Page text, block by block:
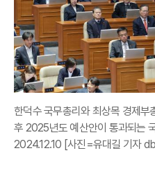
한덕수 국무총리와 최상목 경제부
후 2025년도 예산안이 통과되는
2024.12.10 [사진=유대길 기자